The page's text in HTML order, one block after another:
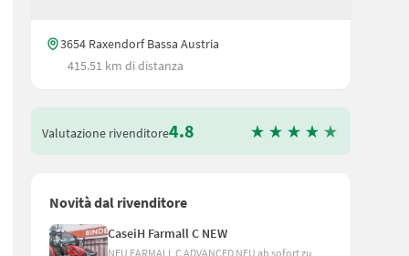
3654 Raxendorf Bassa Austria
415.51 km di distanza
Valutazione rivenditore4.8
Novità dal rivenditore
CaseiH Farmall C NEW
NEU FARMALL C ADVANCED NEU ab sofort zu